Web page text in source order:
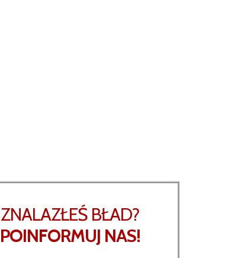
ZNALAZŁEŚ BŁAD?
POINFORMUJ NAS!